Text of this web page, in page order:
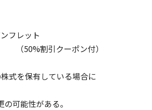
フレット
ポン付）
式を保有している場合に
可能性がある。